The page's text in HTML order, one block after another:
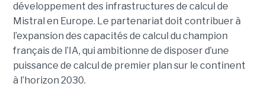
développement des infrastructures de calcul de
Mistral en Europe. Le partenariat doit contribuer à
l’expansion des capacités de calcul du champion
français de l’IA, qui ambitionne de disposer d’une
puissance de calcul de premier plan sur le continent
à l’horizon 2030.